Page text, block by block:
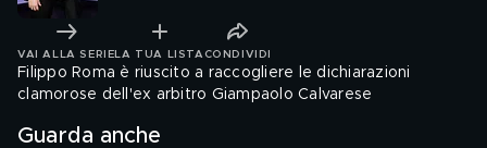
VAI ALLA SERIE LA TUA LISTA CONDIVIDI
Filippo Roma è riuscito a raccogliere le dichiarazioni
clamorose dell'ex arbitro Giampaolo Calvarese
Guarda anche